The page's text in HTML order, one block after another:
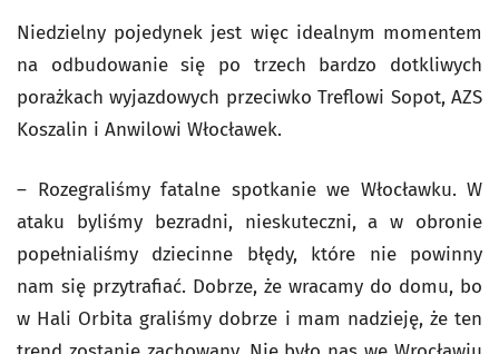
Niedzielny pojedynek jest więc idealnym momentem
na odbudowanie się po trzech bardzo dotkliwych
porażkach wyjazdowych przeciwko Treflowi Sopot, AZS
Koszalin i Anwilowi Włocławek.
– Rozegraliśmy fatalne spotkanie we Włocławku. W
ataku byliśmy bezradni, nieskuteczni, a w obronie
popełnialiśmy dziecinne błędy, które nie powinny
nam się przytrafiać. Dobrze, że wracamy do domu, bo
w Hali Orbita graliśmy dobrze i mam nadzieję, że ten